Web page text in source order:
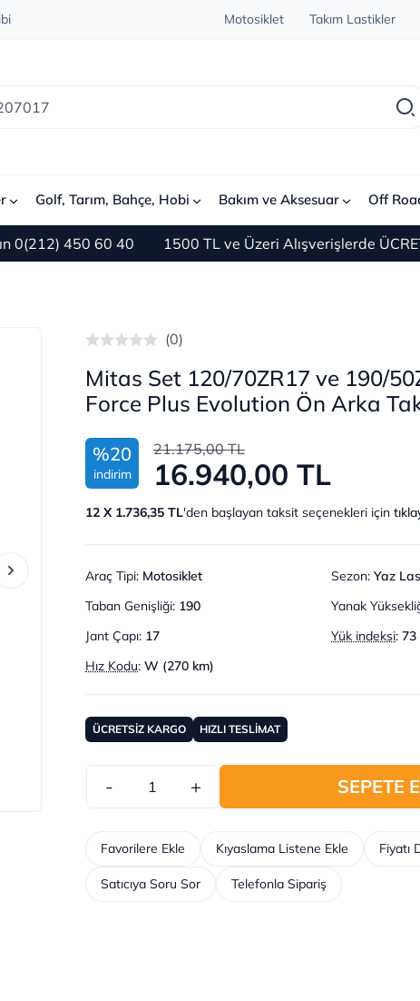
Motosiklet Takım Lastikler
Golf, Tarım, Bahçe, Hobi Bakım ve Aksesuar Off
450 60 40 1500 TL ve Üzeri Alışverişlerde ÜCRETSİZ
(0)
Mitas Set 120/70ZR17 ve 190/
Force Plus Evolution Ön Arka
%20
indirim
21.175,00 TL
16.940,00 TL
12 X 1.736,35 TL'den başlayan taksit seçenekleri için
Araç Tipi: Motosiklet Sezon: Yaz
Taban Genişliği: 190 Yanak
Jant Çapı: 17 Yük indeksi: 73
Hız Kodu: W (270 km)
ÜCRETSİZ KARGO HIZLI TESLİMAT
- + SEPETE
Telefonla Sipariş
Kıyaslama Listene Ekle
Favorilere Ekle Fiyatı
Satıcıya Soru Sor